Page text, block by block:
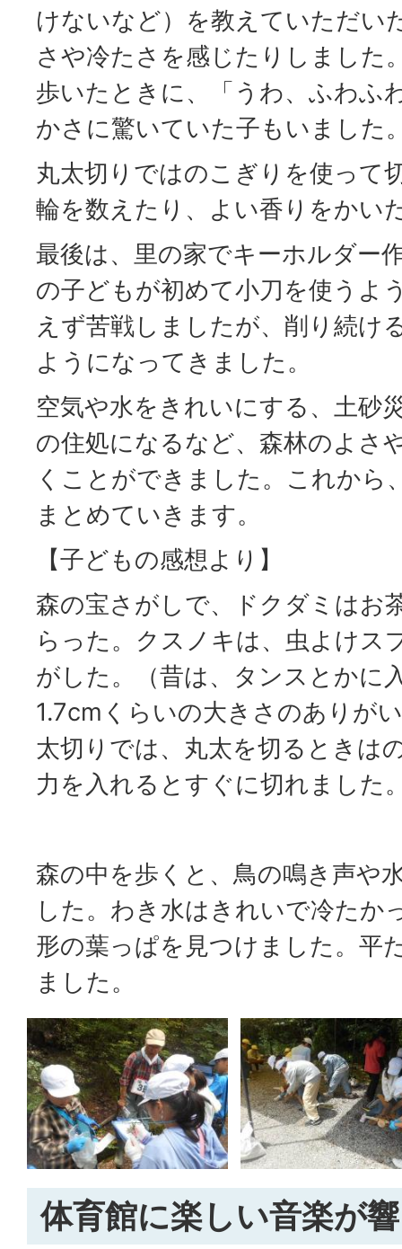
けないなど）を教えていただい
さや冷たさを感じたりしました
歩いたときに、「うわ、ふわふ
かさに驚いていた子もいました
丸太切りではのこぎりを使って
輪を数えたり、よい香りをかい
最後は、里の家でキーホルダー
の子どもが初めて小刀を使うよ
えず苦戦しましたが、削り続け
ようになってきました。
空気や水をきれいにする、土砂
の住処になるなど、森林のよさ
くことができました。これから
まとめていきます。
【子どもの感想より】
森の宝さがしで、ドクダミはお
らった。クスノキは、虫よけス
がした。（昔は、タンスとかに
1.7cmくらいの大きさのありが
太切りでは、丸太を切るときは
力を入れるとすぐに切れました
森の中を歩くと、鳥の鳴き声や
した。わき水はきれいで冷たか
形の葉っぱを見つけました。平
ました。
体育館に楽しい音楽が